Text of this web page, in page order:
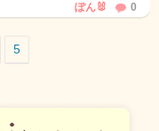
ぽん🐰 0
5